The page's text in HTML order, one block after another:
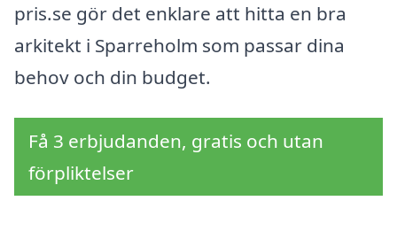
pris.se gör det enklare att hitta en bra
arkitekt i Sparreholm som passar dina
behov och din budget.
Få 3 erbjudanden, gratis och utan
förpliktelser